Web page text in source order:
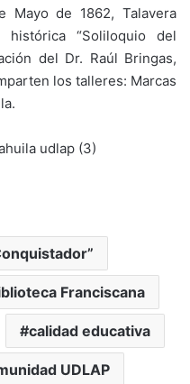
Mayo de 1862, Talavera
histórica “Soliloquio del
del Dr. Raúl Bringas,
los talleres: Marcas
Franciscana
calidad educativa
UDLAP